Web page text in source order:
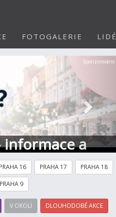
FOTOGALERIE LIDÉ
informace a
Další
Sponzorováno
PRAHA 16 PRAHA 17 PRAHA 18
PRAHA 9
V OKOLÍ DLOUHODOBÉ AKCE